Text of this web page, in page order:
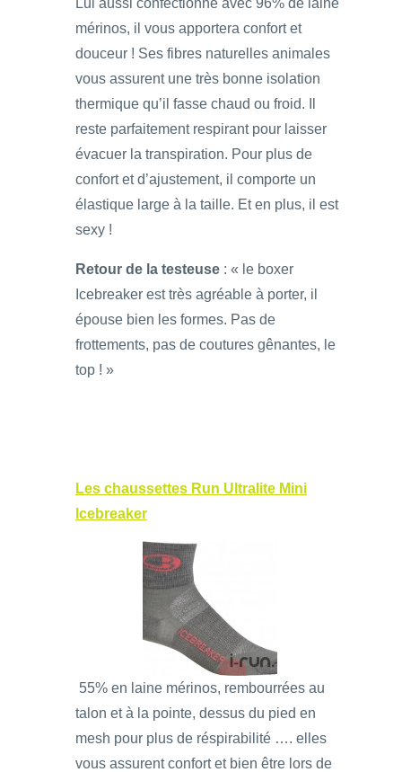
mérinos, il vous apportera confort et
douceur ! Ses fibres naturelles animales
vous assurent une très bonne isolation
thermique qu’il fasse chaud ou froid. Il
reste parfaitement respirant pour laisser
évacuer la transpiration. Pour plus de
confort et d’ajustement, il comporte un
élastique large à la taille. Et en plus, il est
sexy !
Retour de la testeuse : « le boxer
Icebreaker est très agréable à porter, il
épouse bien les formes. Pas de
frottements, pas de coutures gênantes, le
top ! »
Les chaussettes Run Ultralite Mini
Icebreaker
55% en laine mérinos, rembourrées au
talon et à la pointe, dessus du pied en
mesh pour plus de réspirabilité …. elles
vous assurent confort et bien être lors de